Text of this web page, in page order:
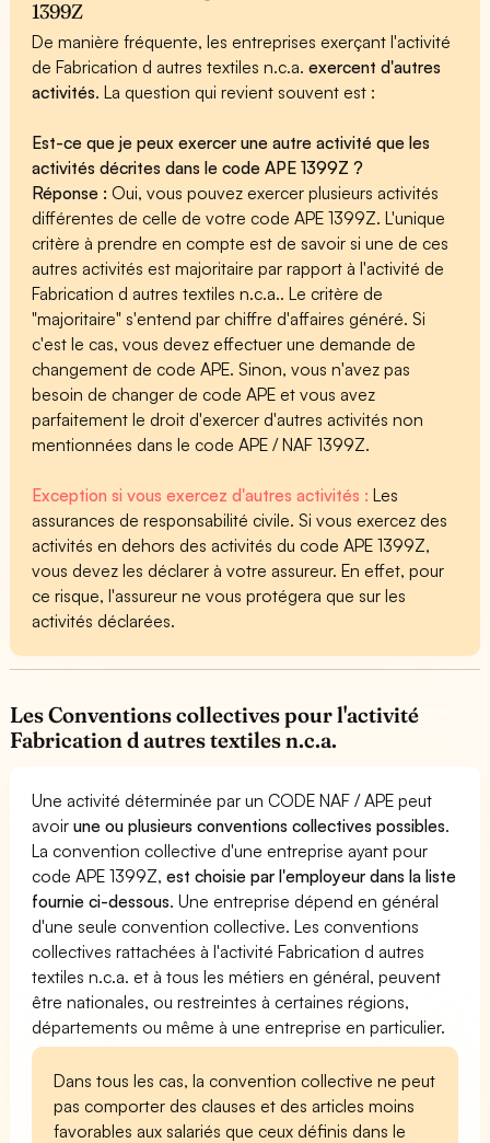
1399Z
De manière fréquente, les entreprises exerçant l'activité
de Fabrication d autres textiles n.c.a.exercent d'autres
activités. La question qui revient souvent est :
Est-ce que je peux exercer une autre activité que les
activités décrites dans le code APE 1399Z ?
Réponse :Oui, vous pouvez exercer plusieurs activités
différentes de celle de votre code APE 1399Z. L'unique
critère à prendre en compte est de savoir si une de ces
autres activités est majoritaire par rapport à l'activité de
Fabrication d autres textiles n.c.a.. Le critère de
"majoritaire" s'entend par chiffre d'affaires généré. Si
c'est le cas, vous devez effectuer une demande de
changement de code APE. Sinon, vous n'avez pas
besoin de changer de code APE et vous avez
parfaitement le droit d'exercer d'autres activités non
mentionnées dans le code APE / NAF 1399Z.
Exception si vous exercez d'autres activités :Les
assurances de responsabilité civile. Si vous exercez des
activités en dehors des activités du code APE 1399Z,
vous devez les déclarer à votre assureur. En effet, pour
ce risque, l'assureur ne vous protégera que sur les
activités déclarées.
Les Conventions collectives pour l'activité
Fabrication d autres textiles n.c.a.
Une activité déterminée par un CODE NAF / APE peut
avoirune ou plusieurs conventions collectives possibles.
La convention collective d'une entreprise ayant pour
code APE 1399Z,est choisie par l'employeur dans la liste
fournie ci-dessous. Une entreprise dépend en général
d'une seule convention collective. Les conventions
collectives rattachées à l'activité Fabrication d autres
textiles n.c.a. et à tous les métiers en général, peuvent
être nationales, ou restreintes à certaines régions,
départements ou même à une entreprise en particulier.
Dans tous les cas, la convention collective ne peut
pas comporter des clauses et des articles moins
favorables aux salariés que ceux définis dans le